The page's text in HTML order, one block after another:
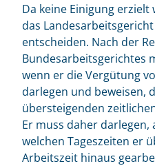
Da keine Einigung
das
entscheiden. Nach der
Bundesarbeitsgerichtes
wenn er die Vergütung
darlegen und beweisen,
übersteigenden
Er muss daher darlegen,
welchen Tageszeiten er
Arbeitszeit hinaus